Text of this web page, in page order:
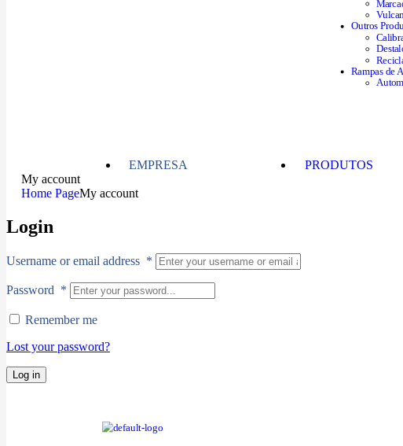
Outros
Rampas de
EMPRESA PRODUTOS
My account
Home PageMy account
Login
Username or email address *
Password *
Remember me
Lost your password?
Log in